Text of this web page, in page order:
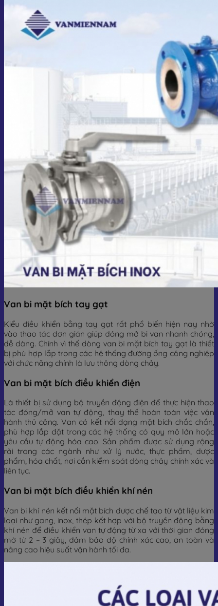
Van bi mặt bích tay gạt
Kiểu điều khiển bằng tay gạt rất phổ biến hiện nay nhờ
vào thao tác đơn giản giúp đóng mở bi van nhanh chóng,
dễ dàng. Chính vì thế dòng van bi mặt bích tay gạt là thiết
bị phù hợp lắp trong các hệ thống đường ống công nghiệp
với chức năng chính là lưu thông dòng chảy.
Van bi mặt bích điều khiển điện
Là thiết bị sử dụng bộ truyền động điện để thực hiện thao
tác đóng/mở van tự động, thay thế hoàn toàn việc vận
hành thủ công. Van có kết nối dạng mặt bích chắc chắn,
phù hợp lắp đặt trong các hệ thống có quy mô lớn hoặc
yêu cầu tự động hóa cao. Sản phẩm được sử dụng rộng
rãi trong các ngành như xử lý nước, thực phẩm, dược
phẩm, hóa chất, nơi cần kiểm soát dòng chảy chính xác và
liên tục.
Van bi mặt bích điều khiển khí nén
Van bi khí nén kết nối mặt bích được chế tạo từ vật liệu kim
loại như gang, inox, thép kết hợp với bộ truyền động bằng
khí nén để điều khiển van tự động từ xa với thời gian đóng
mở từ 2 – 3 giây, đảm bảo độ chính xác cao, an toàn và
nâng cao hiệu suất vận hành tối đa.